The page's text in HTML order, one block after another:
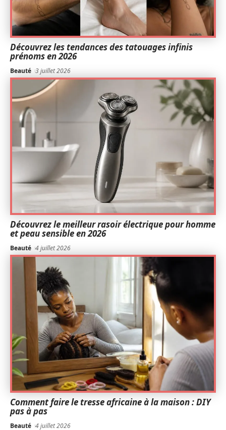
Découvrez les tendances des tatouages infinis
prénoms en 2026
Beauté 3 juillet 2026
Découvrez le meilleur rasoir électrique pour homme
et peau sensible en 2026
Beauté 4 juillet 2026
Comment faire le tresse africaine à la maison : DIY
pas à pas
Beauté 4 juillet 2026